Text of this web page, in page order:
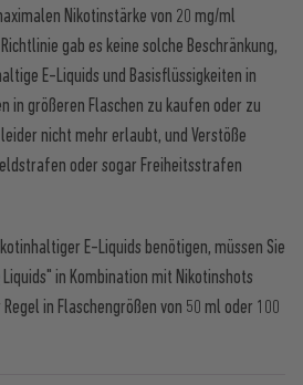
Nikotinstärke von 20 mg/ml
gab es keine solche Beschränkung,
E-Liquids und Basisflüssigkeiten in
in größeren Flaschen zu kaufen oder zu
nicht mehr erlaubt, und Verstöße
oder sogar Freiheitsstrafen
E-Liquids benötigen, müssen Sie
Liquids" in Kombination mit Nikotinshots
in Flaschengrößen von 50 ml oder 100